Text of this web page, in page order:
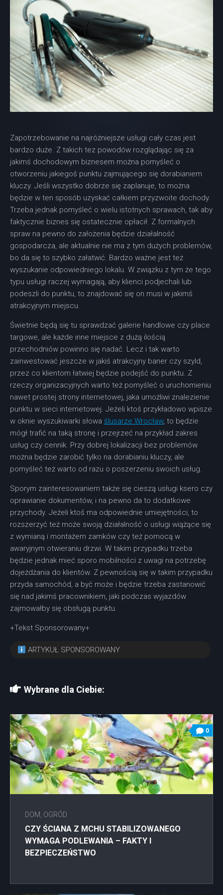
Zapotrzebowanie na najróżniejsze usługi cały czas jest
bardzo duże. Z takich tez powodów rozglądając się za
jakimś dochodowym biznesem można pomyśleć o
otworzeniu jakiegoś punktu zajmującego się dorabianiem
kluczy. Jeśli wszystko dobrze się zaplanuje, to można
będzie w ten sposób uzyskać całkiem przyzwoite dochody.
Trzeba jednak pomyśleć o wielu istotnych sprawach, tak aby
faktycznie biznes się ostatecznie opłacił. Z formalnych
spraw na pewno do założenia będzie działalność
gospodarcza, ale aktualnie nie ma z tym dużych problemów,
bo da się to szybko załatwić. Bardzo ważne jest też
wyszukanie odpowiedniego lokalu. W związku z tym że tego
typu usługi raczej wymagają, aby klienci podjechali lub
podeszli do punktu, to znajdować się on musi w jakimś
atrakcyjnym miejscu.
Świetnie będą się tu sprawdzać galerie handlowe czy place
targowe, ale każde inne miejsce z dużą ilością
przechodniów powinno się nadać. Lecz i tak warto
zainwestować jeszcze w jakiś atrakcyjny baner czy szyld,
przez co klientom łatwiej będzie podejść do punktu. Z
rzeczy organizacyjnych warto też pomyśleć o uruchomieniu
nawet prostej strony internetowej, jaka umożliwi znalezienie
punktu w sieci internetowej. Jeżeli ktoś przykładowo wpisze
w oknie wyszukiwarki słowa ślusarze Wrocław, to będzie
mógł trafić na taką stronę i przejrzeć na przykład zakres
usług czy cennik. Przy dobrej lokalizacji bez problemów
można będzie zarobić tylko na dorabianiu kluczy, ale
pomyśleć też warto od razu o poszerzeniu swoich usług.
Sporym zainteresowaniem także się cieszą usługi ksero czy
oprawianie dokumentów, i na pewno da to dodatkowe
przychody. Jeżeli ktoś ma odpowiednie umiejętności, to
rozszerzyć też może swoją działalność o usługi wiążące się
z wymianą i montażem zamków czy też pomocą w
awaryjnym otwieraniu drzwi. W takim przypadku trzeba
będzie jednak mieć sporo mobilności z uwagi na potrzebę
dojeżdżania do klientów. Z pewnością się w takim przypadku
przyda samochód, a być może i będzie trzeba zastanowić
się nad jakimś pracownikiem, jaki podczas wyjazdów
zajmowałby się obsługą punktu.
+Tekst Sponsorowany+
ARTYKUŁ SPONSOROWANY
Wybrane dla Ciebie:
0
DOM, OGRÓD
CZY ŚCIANA Z MCHU STABILIZOWANEGO
WYMAGA PODLEWANIA – FAKTY I
BEZPIECZEŃSTWO